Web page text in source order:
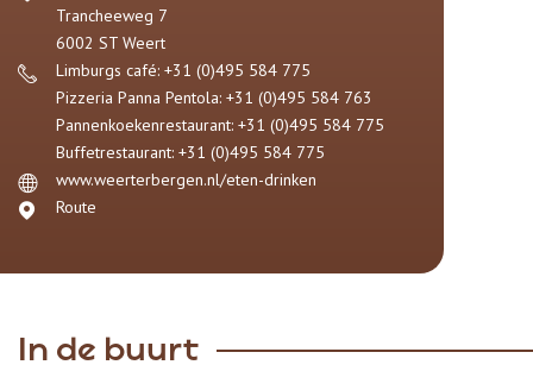
Trancheeweg 7
6002 ST Weert
Limburgs café: +31 (0)495 584 775
Pizzeria Panna Pentola: +31 (0)495 584 763
Pannenkoekenrestaurant: +31 (0)495 584 775
Buffetrestaurant: +31 (0)495 584 775
www.weerterbergen.nl/eten-drinken
Route
In de buurt